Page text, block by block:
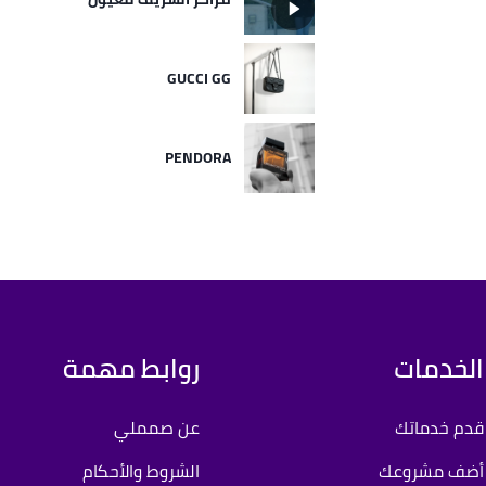
GUCCI GG
PENDORA
الخدمات
قدم خدماتك
أضف مشروعك
روابط مهمة
عن صمملي
الشروط والأحكام